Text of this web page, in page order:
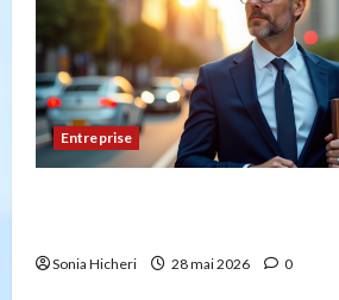
Entreprise
Sonia Hicheri 28 mai 2026 0